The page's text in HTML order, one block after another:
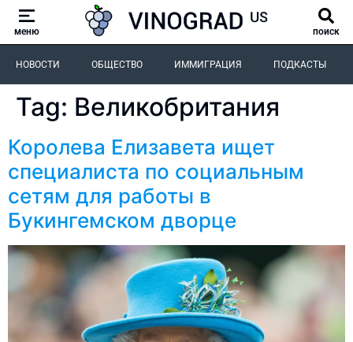
меню поиск
НОВОСТИ ОБЩЕСТВО ИММИГРАЦИЯ ПОДКАСТЫ
Tag: Великобритания
Королева Елизавета ищет
специалиста по социальным
сетям для работы в
Букингемском дворце